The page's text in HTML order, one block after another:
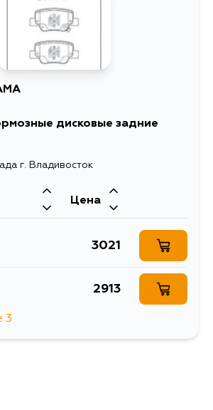
дисковые задние
г. Владивосток
Цена
3021
2913
3